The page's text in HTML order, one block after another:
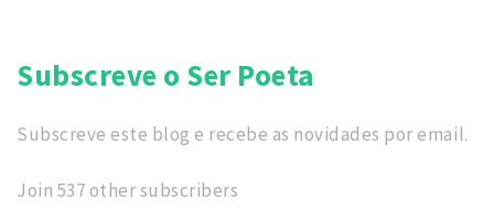
Subscreve o Ser Poeta
Subscreve este blog e recebe as novidades por email.
Join 537 other subscribers